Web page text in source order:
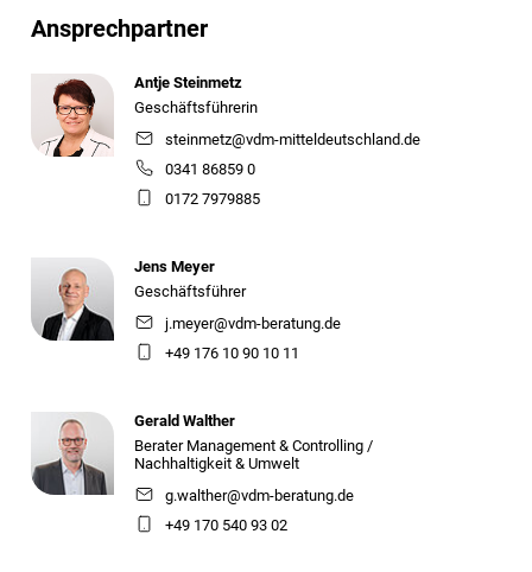
Ansprechpartner
Antje Steinmetz
Geschäftsführerin
steinmetz@vdm-mitteldeutschland.de
0341 86859 0
0172 7979885
Jens Meyer
Geschäftsführer
j.meyer@vdm-beratung.de
+49 176 10 90 10 11
Gerald Walther
Berater Management & Controlling /
Nachhaltigkeit & Umwelt
g.walther@vdm-beratung.de
+49 170 540 93 02